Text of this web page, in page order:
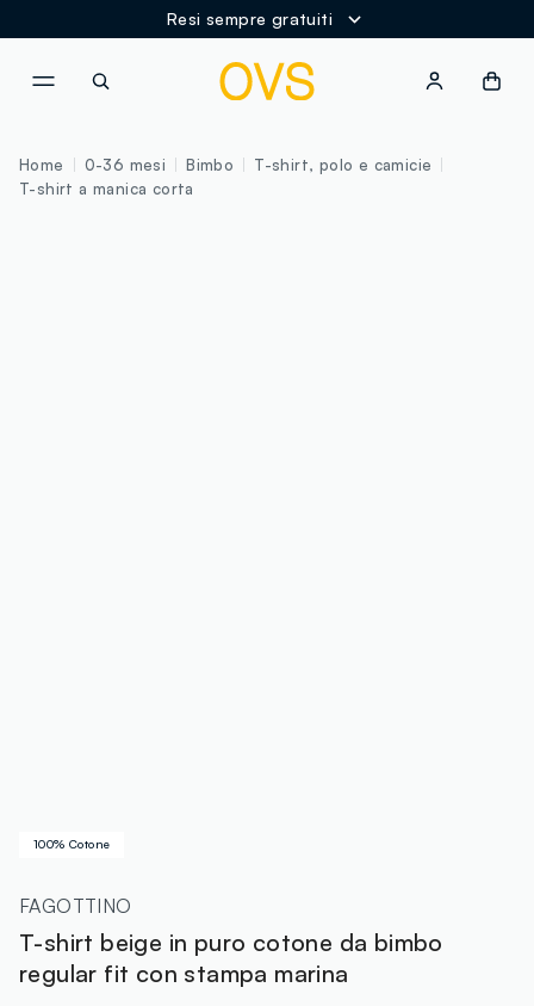
Resi sempre gratuiti
100% Cotone
Home 0-36 mesi Bimbo
T-shirt, polo e camicie
T-shirt a manica corta
FAGOTTINO
T-shirt beige in puro cotone da bimbo
regular fit con stampa marina